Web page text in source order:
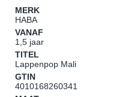
MERK
HABA
VANAF
1,5 jaar
TITEL
Lappenpop Mali
GTIN
4010168260341